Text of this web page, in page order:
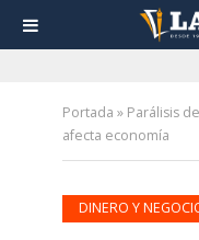
Portada » Parálisis
afecta economía
DINERO Y